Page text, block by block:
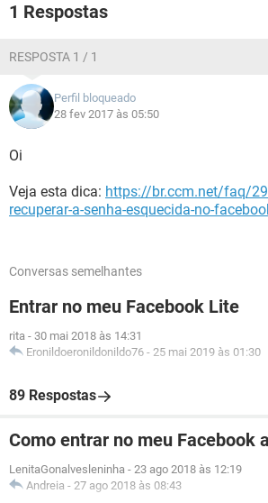
1 Respostas
RESPOSTA 1 / 1
Perfil bloqueado
28 fev 2017 às 05:50
Oi
Veja esta dica: https://br.ccm.net/faq/
recuperar-a-senha-esquecida-no-
Conversas semelhantes
Entrar no meu Facebook Lite
rita - 30 mai 2018 às 14:31
Eronildoeronildonildo76 - 25 mai 2019 às 01:30
89 Respostas
Como entrar no meu Facebook
LenitaGonalvesleninha - 23 ago 2018 às 12:19
Andreia - 27 ago 2018 às 08:43